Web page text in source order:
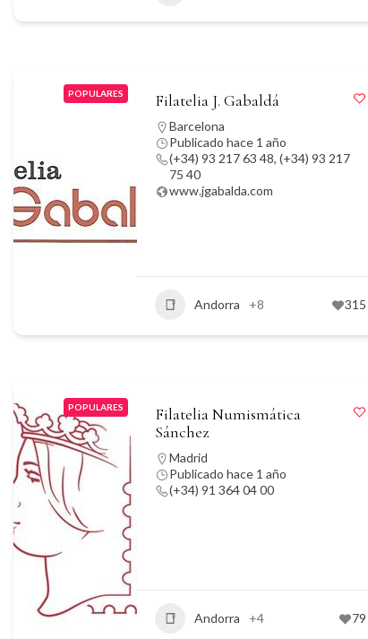
POPULARES Filatelia J. Gabaldá
Barcelona
Publicado hace 1 año
(+34) 93 217 63 48, (+34) 93 217
75 40
www.jgabalda.com
Andorra +8 315
POPULARES
Filatelia Numismática
Sánchez
Madrid
Publicado hace 1 año
(+34) 91 364 04 00
Andorra +4 79